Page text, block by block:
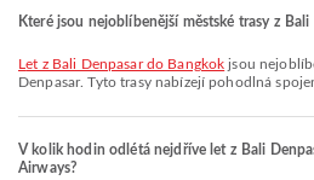
Které jsou nejoblíbenější městské trasy z Bali
let z Bali Denpasar do Bangkok jsou
Denpasar. Tyto trasy nabízejí pohodlná
V kolik hodin odlétá nejdříve let z Bali
Airways?